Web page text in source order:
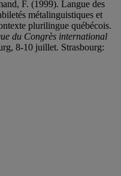
F. (1999). Langue des
métalinguistiques et
plurilingue québécois.
du Congrès international
8-10 juillet. Strasbourg: